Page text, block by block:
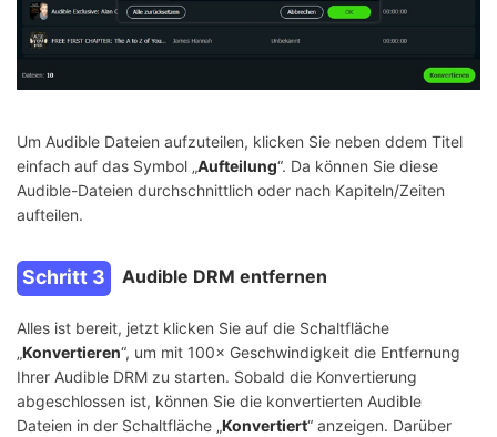
Um Audible Dateien aufzuteilen, klicken Sie neben ddem Titel
einfach auf das Symbol „Aufteilung“. Da können Sie diese
Audible-Dateien durchschnittlich oder nach Kapiteln/Zeiten
aufteilen.
Schritt 3 Audible DRM entfernen
Alles ist bereit, jetzt klicken Sie auf die Schaltfläche
„Konvertieren“, um mit 100× Geschwindigkeit die Entfernung
Ihrer Audible DRM zu starten. Sobald die Konvertierung
abgeschlossen ist, können Sie die konvertierten Audible
Dateien in der Schaltfläche „Konvertiert“ anzeigen. Darüber